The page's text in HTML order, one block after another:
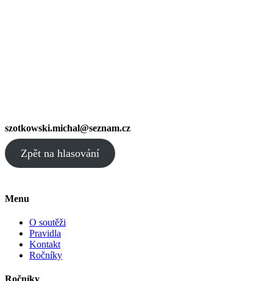
szotkowski.michal@seznam.cz
Zpět na hlasování
Menu
O soutěži
Pravidla
Kontakt
Ročníky